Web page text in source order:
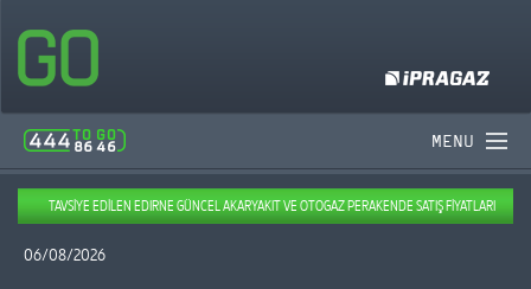
MENU
TAVSİYE EDİLEN EDIRNE GÜNCEL AKARYAKIT VE OTOGAZ PERAKENDE SATIŞ FİYATLARI
06/08/2026